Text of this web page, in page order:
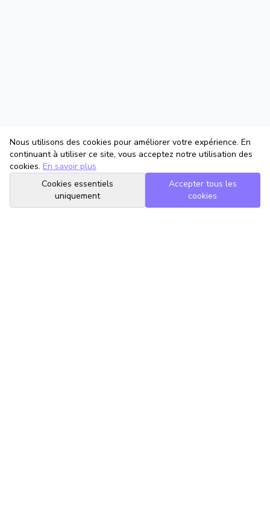
Nous utilisons des cookies pour améliorer votre expérience. En
continuant à utiliser ce site, vous acceptez notre utilisation des
cookies. En savoir plus
Cookies essentiels
uniquement
Accepter tous les
cookies